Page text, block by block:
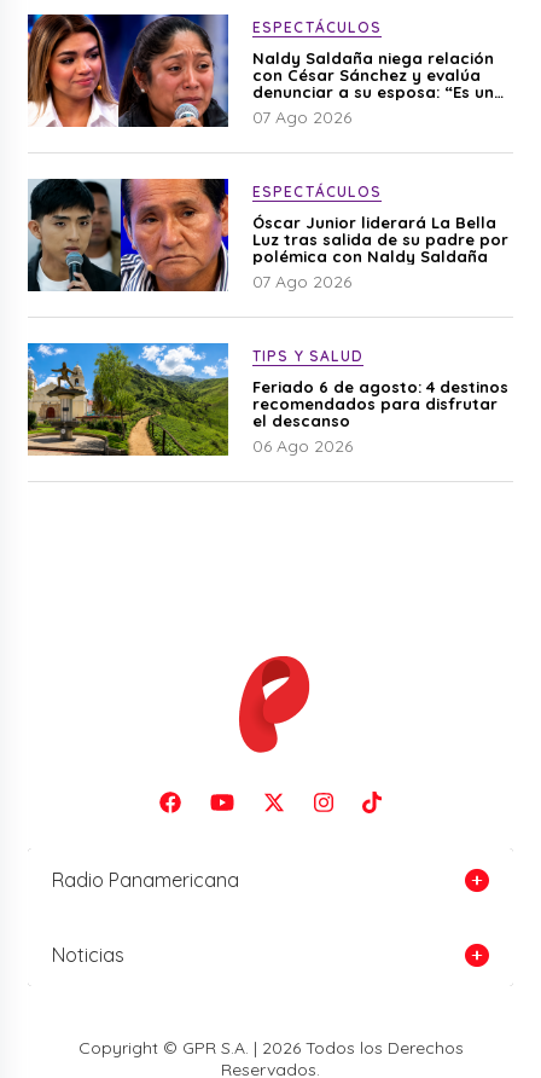
ESPECTÁCULOS
Naldy Saldaña niega relación
con César Sánchez y evalúa
denunciar a su esposa: “Es una
difamación”
07 Ago 2026
ESPECTÁCULOS
Óscar Junior liderará La Bella
Luz tras salida de su padre por
polémica con Naldy Saldaña
07 Ago 2026
TIPS Y SALUD
Feriado 6 de agosto: 4 destinos
recomendados para disfrutar
el descanso
06 Ago 2026
Radio Panamericana
Noticias
Copyright © GPR S.A. | 2026 Todos los Derechos
Reservados.